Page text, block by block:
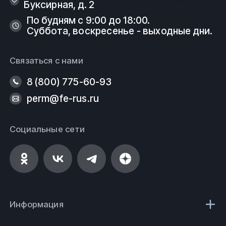
дренажной и оросительной сети;
транспортировки химических веществ.
Поставки изделий из металлов и
сплавов
Компания работает с широким спектром
Значительный сортамент, разнообразие марок и
материалов, доставка по территории Российской
Федерации и стран СНГ. Выполнение заказов
размерами.
Буксирная, д. 2
По будням с 9:00 до 18:00.
Суббота, воскресенье - выходные дни.
Связаться с нами
8 (800) 775-60-93
perm@fe-rus.ru
Социальные сети
Информация